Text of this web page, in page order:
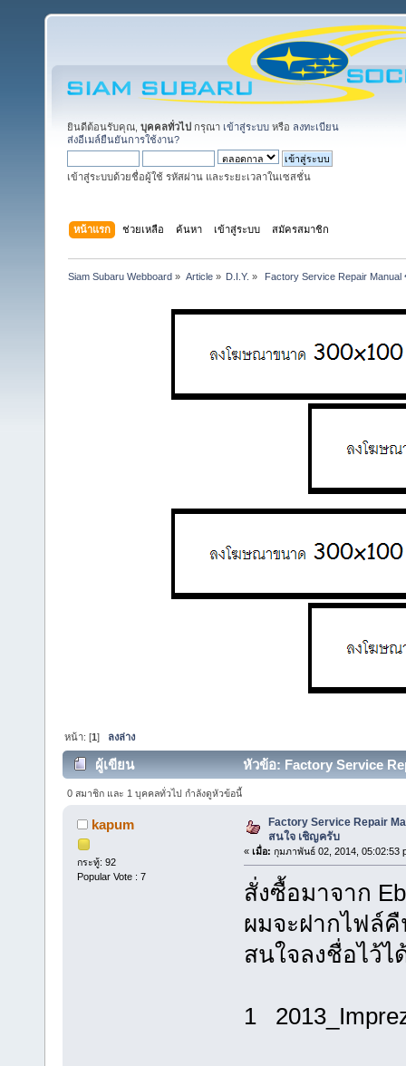
ยินดีต้อนรับคุณ, บุคคลทั่วไป กรุณา เข้าสู่ระบบ หรือ ลงทะเบียน
ส่งอีเมล์ยืนยันการใช้งาน?
เข้าสู่ระบบด้วยชื่อผู้ใช้ รหัสผ่าน และระยะเวลาในเซสชั่น
หน้าแรก ช่วยเหลือ ค้นหา เข้าสู่ระบบ สมัครสมาชิก
Siam Subaru Webboard » Article» D.I.Y. » Factory Service Repair
หน้า: [1] ลงล่าง
ผู้เขียน หัวข้อ: Factory Service
0 สมาชิก และ 1 บุคคลทั่วไป กำลังดูหัวข้อนี้
kapum
กระทู้: 92
Popular Vote : 7
Factory Service Repair
สนใจ เชิญครับ
« เมื่อ: กุมภาพันธ์ 02, 2014, 05:02:53
สั่งซื้อมาจาก
ผมจะฝากไฟล์
สนใจลงชื่อไว้ไ
1